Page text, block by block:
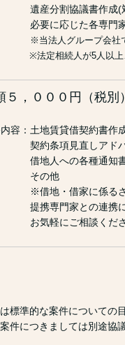
分割協議書作成(対
に応じた各専門家へ
※当法人グループ会社
定相続人が5人以上、複雑
５，０００円（税別
容：土地賃貸借契約書作
条項見直しアドバ
人への各種通知書
の他
地・借家に係るさまざ
専門家との連携により
軽にご相談くださ
標準的な案件についての
件につきましては別途協